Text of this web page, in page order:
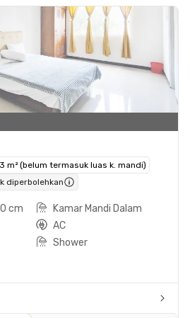
m² (belum termasuk luas k. mandi)
diperbolehkan
cm
Kamar Mandi Dalam
AC
Shower